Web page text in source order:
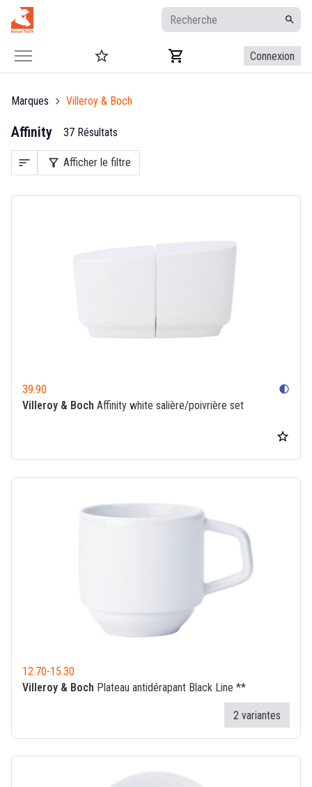
Connexion
Marques Villeroy & Boch
Affinity 37 Résultats
sort filter_alt Afficher le filtre
39.90 contrast
Villeroy & Boch Affinity white salière/poivrière set
12.70-15.30
Villeroy & Boch Plateau antidérapant Black Line **
2 variantes